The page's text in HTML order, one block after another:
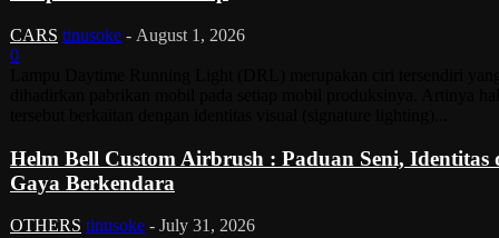
CARS tinusoke - August 1, 2026
0
Helm Bell Custom Airbrush : Paduan Seni, Identitas
Gaya Berkendara
OTHERS tinusoke - July 31, 2026